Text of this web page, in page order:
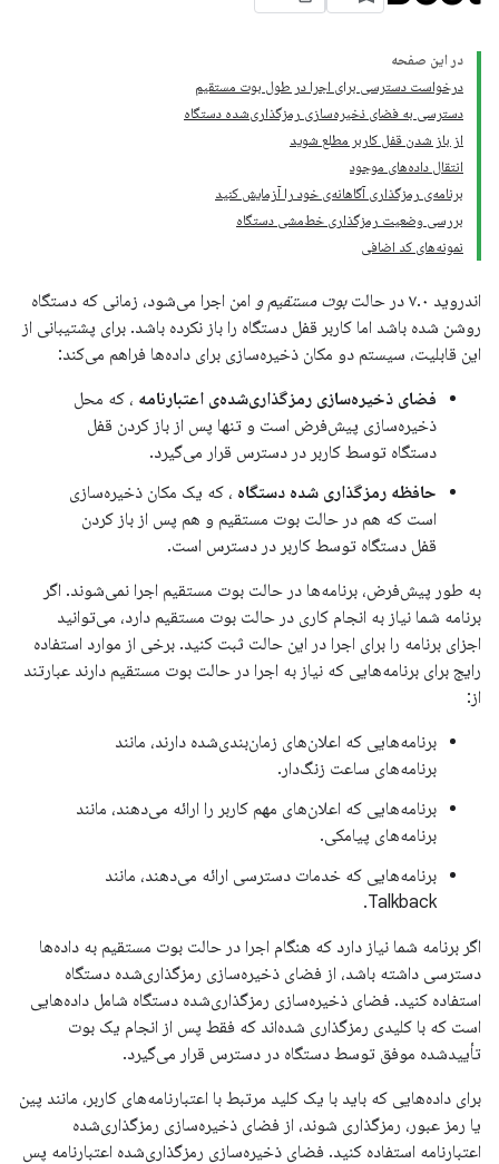
در این صفحه
درخواست دسترسی برای اجرا در طول بوت مستقیم
دسترسی به فضای ذخیره‌سازی رمزگذاری‌شده دستگاه
از باز شدن قفل کاربر مطلع شوید
انتقال داده‌های موجود
برنامه‌ی رمزگذاری آگاهانه‌ی خود را آزمایش کنید
بررسی وضعیت رمزگذاری خط‌مشی دستگاه
نمونه‌های کد اضافی
اندروید ۷.۰ در حالت بوت مستقیم و امن اجرا می‌شود، زمانی که دستگاه
روشن شده باشد اما کاربر قفل دستگاه را باز نکرده باشد. برای پشتیبانی از
این قابلیت، سیستم دو مکان ذخیره‌سازی برای داده‌ها فراهم می‌کند:
فضای ذخیره‌سازی رمزگذاری‌شده‌ی اعتبارنامه ، که محل
ذخیره‌سازی پیش‌فرض است و تنها پس از باز کردن قفل
دستگاه توسط کاربر در دسترس قرار می‌گیرد.
حافظه رمزگذاری شده دستگاه ، که یک مکان ذخیره‌سازی
است که هم در حالت بوت مستقیم و هم پس از باز کردن
قفل دستگاه توسط کاربر در دسترس است.
به طور پیش‌فرض، برنامه‌ها در حالت بوت مستقیم اجرا نمی‌شوند. اگر
برنامه شما نیاز به انجام کاری در حالت بوت مستقیم دارد، می‌توانید
اجزای برنامه را برای اجرا در این حالت ثبت کنید. برخی از موارد استفاده
رایج برای برنامه‌هایی که نیاز به اجرا در حالت بوت مستقیم دارند عبارتند
از:
برنامه‌هایی که اعلان‌های زمان‌بندی‌شده دارند، مانند
برنامه‌های ساعت زنگ‌دار.
برنامه‌هایی که اعلان‌های مهم کاربر را ارائه می‌دهند، مانند
برنامه‌های پیامکی.
برنامه‌هایی که خدمات دسترسی ارائه می‌دهند، مانند
Talkback.
اگر برنامه شما نیاز دارد که هنگام اجرا در حالت بوت مستقیم به داده‌ها
دسترسی داشته باشد، از فضای ذخیره‌سازی رمزگذاری‌شده دستگاه
استفاده کنید. فضای ذخیره‌سازی رمزگذاری‌شده دستگاه شامل داده‌هایی
است که با کلیدی رمزگذاری شده‌اند که فقط پس از انجام یک بوت
تأییدشده موفق توسط دستگاه در دسترس قرار می‌گیرد.
برای داده‌هایی که باید با یک کلید مرتبط با اعتبارنامه‌های کاربر، مانند پین
یا رمز عبور، رمزگذاری شوند، از فضای ذخیره‌سازی رمزگذاری‌شده
اعتبارنامه استفاده کنید. فضای ذخیره‌سازی رمزگذاری‌شده اعتبارنامه پس